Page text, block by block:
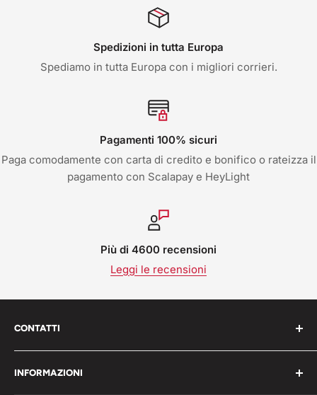
Spedizioni in tutta Europa
Spediamo in tutta Europa con i migliori corrieri.
Pagamenti 100% sicuri
Paga comodamente con carta di credito e bonifico o rateizza il
pagamento con Scalapay e HeyLight
Più di 4600 recensioni
Leggi le recensioni
CONTATTI
Work Shop s.r.l. via varese 160 - 22076 Mozzate (CO)
Italia
INFORMAZIONI